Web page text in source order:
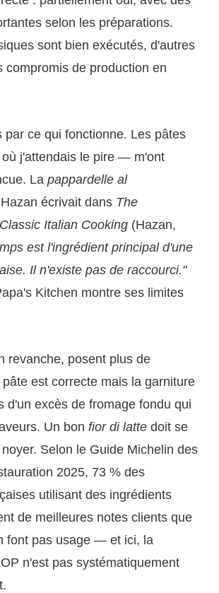
selon les préparations.
sont bien exécutés, d'autres
compromis de production en
par ce qui fonctionne. Les pâtes
j'attendais le pire — m'ont
La pappardelle al
écrivait dans The
Italian Cooking (Hazan,
est l'ingrédient principal d'une
Il n'existe pas de raccourci."
Kitchen montre ses limites
revanche, posent plus de
est correcte mais la garniture
d'un excès de fromage fondu qui
Un bon fior di latte doit se
Selon le Guide Michelin des
2025, 73 % des
utilisant des ingrédients
de meilleures notes clients que
font pas usage — et ici, la
n'est pas systématiquement